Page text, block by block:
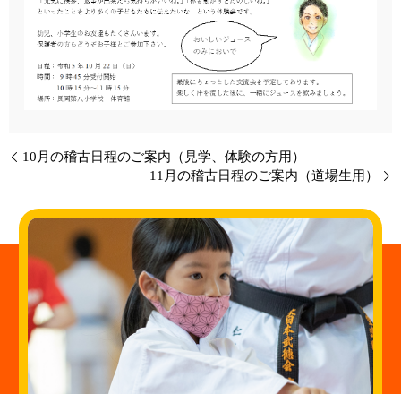
10月の稽古日程のご案内（見学、体験の方用）
11月の稽古日程のご案内（道場生用）